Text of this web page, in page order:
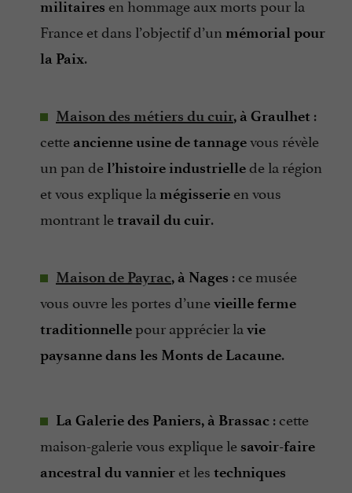
militaires en hommage aux morts pour la
France et dans l’objectif d’un mémorial pour
la Paix.
Maison des métiers du cuir, à Graulhet :
cette ancienne usine de tannagevous révèle
un pan del’histoire industriellede la région
et vous explique la mégisserie en vous
montrant letravail du cuir.
Maison de Payrac, à Nages : ce musée
vous ouvre les portes d’unevieille ferme
traditionnellepour apprécier la vie
paysanne dans les Monts de Lacaune.
La Galerie des Paniers, à Brassac : cette
maison-galerie vous explique le savoir-faire
ancestral du vannier et les techniques